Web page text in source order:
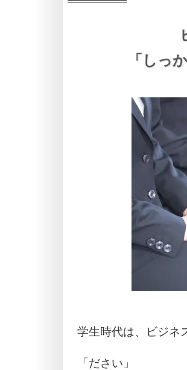
「しっ
学生時代は、ビジネ
「ださい」